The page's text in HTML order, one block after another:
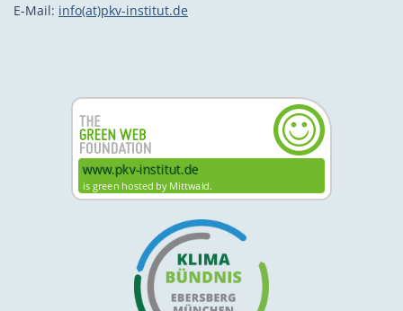
E-Mail: info(at)pkv-institut.de